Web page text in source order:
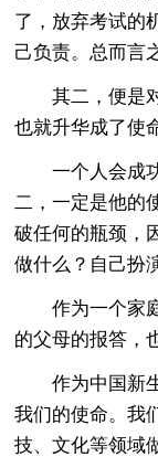
了，放弃考试的
己负责。总而言
其二，便是对
也就升华成了使
一个人会成功
二，一定是他的
破任何的瓶颈，
做什么？自己扮
作为一个家庭
的父母的报答，
作为中国新生
我们的使命。我
技、文化等领域